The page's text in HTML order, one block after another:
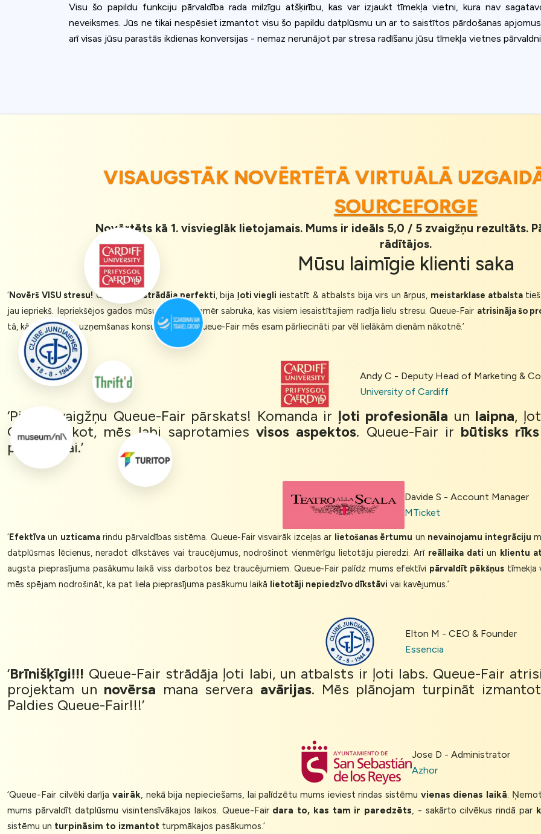
Visu šo papildu funkciju pārvaldība rada milzīgu atšķirību, kas var izjaukt tīmekļa vietni, kura nav
neveiksmes. Jūs ne tikai nespēsiet izmantot visu šo papildu datplūsmu un ar to saistītos pārdošanas
arī visas jūsu parastās ikdienas konversijas - nemaz nerunājot par stresa radīšanu jūsu tīmekļa vietnes
VISAUGSTĀK NOVĒRTĒTĀ VIRTUĀLĀ
SOURCEFORGE
Novērtēts kā 1. visvieglāk lietojamais. Mums ir ideāls 5,0 / 5 zvaigžņu rezultāts.
rādītājos.
Mūsu laimīgie klienti saka
‘Novērš VISU stresu!Queue-Fairstrādāja perfekti, bija ļoti viegli iestatīt & atbalsts bija virs un ārpus, meistarklase atbalsta
jau iepriekš. Iepriekšējos gados mūsu vietne vienmēr sabruka, kas visiem iesaistītajiem radīja lielu stresu. Queue-Fair atrisināja šo
tā, kā teica mūsu uzņemšanas konsultants. Ar Queue-Fair mēs esam pārliecināti par vēl lielākām dienām nākotnē.’
Andy C - Deputy Head of Marketing &
University of Cardiff
‘Piecu zvaigžņu Queue-Fair pārskats! Komanda ir ļoti profesionāla un laipna,
Godīgi sakot, mēs labi saprotamiesvisos aspektos. Queue-Fair ir būtisks rīks
pārvaldībai.’
Davide S - Account Manager
MTicket
‘Efektīva un uzticamarindu pārvaldības sistēma. Queue-Fair visvairāk izceļas ar lietošanas ērtumu un nevainojamu integrāciju
datplūsmas lēcienus, neradot dīkstāves vai traucējumus, nodrošinot vienmērīgu lietotāju pieredzi. Arī reāllaika dati un klientu
augsta pieprasījuma pasākumu laikā viss darbotos bez traucējumiem. Queue-Fair palīdz mums efektīvi pārvaldīt pēkšņustīmekļa
mēs spējam nodrošināt, ka pat liela pieprasījuma pasākumu laikā lietotāji nepiedzīvo dīkstāvi vai kavējumus.’
Elton M - CEO & Founder
Essencia
‘Brīnišķīgi!!! Queue-Fair strādāja ļoti labi, un atbalsts ir ļoti labs. Queue-Fair
projektam un novērsa mana servera avārijas. Mēs plānojam turpināt
Paldies Queue-Fair!!!’
Jose D - Administrator
Azhor
‘Queue-Fair cilvēki darīja vairāk, nekā bija nepieciešams, lai palīdzētu mums ieviest rindas sistēmu vienas dienas laikā.
mums pārvaldīt datplūsmu visintensīvākajos laikos. Queue-Fair dara to, kas tam ir paredzēts, - sakārto cilvēkus rindā par
sistēmu un turpināsim to izmantot turpmākajos pasākumos.’